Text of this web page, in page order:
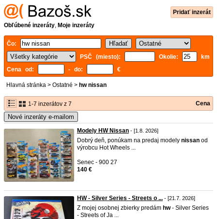
Pridať inzerát
Obľúbené inzeráty, Moje inzeráty
Čo:
PSČ (miesto):
Okolie:
km
Cena od:
- do: €
Hlavná stránka > Ostatné > hw nissan
1-7 inzerátov z 7 Cena
Nové inzeráty e-mailom
Modely HW Nissan - [1.8. 2026]
Dobrý deň, ponúkam na predaj modely nissan od
výrobcu Hot Wheels ...
Senec - 900 27
140 €
HW - Silver Series - Streets o ... - [21.7. 2026]
Z mojej osobnej zbierky predám hw- Silver Series
- Streets of Ja ...